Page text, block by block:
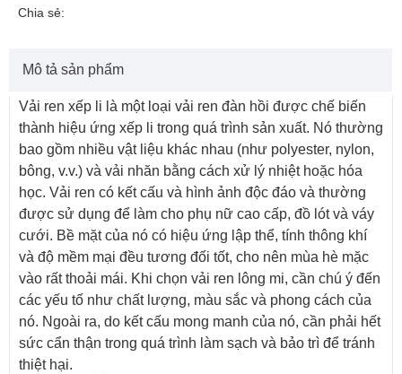
Chia sẻ:
Mô tả sản phẩm
Vải ren xếp li là một loại vải ren đàn hồi được chế biến
thành hiệu ứng xếp li trong quá trình sản xuất. Nó thường
bao gồm nhiều vật liệu khác nhau (như polyester, nylon,
bông, v.v.) và vải nhăn bằng cách xử lý nhiệt hoặc hóa
học. Vải ren có kết cấu và hình ảnh độc đáo và thường
được sử dụng để làm cho phụ nữ cao cấp, đồ lót và váy
cưới. Bề mặt của nó có hiệu ứng lập thể, tính thông khí
và độ mềm mại đều tương đối tốt, cho nên mùa hè mặc
vào rất thoải mái. Khi chọn vải ren lông mi, cần chú ý đến
các yếu tố như chất lượng, màu sắc và phong cách của
nó. Ngoài ra, do kết cấu mong manh của nó, cần phải hết
sức cẩn thận trong quá trình làm sạch và bảo trì để tránh
thiệt hại.